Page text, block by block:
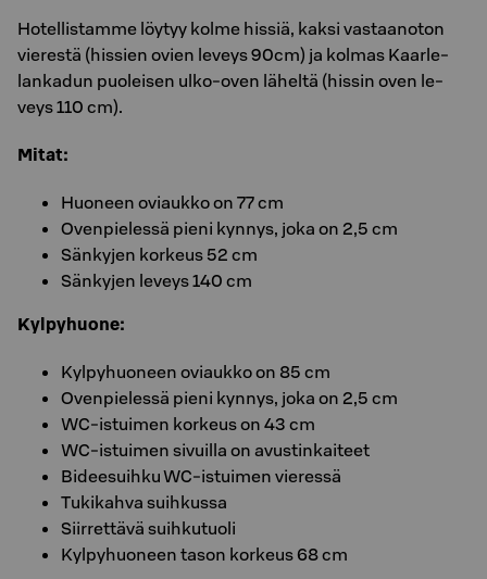
Ho­tel­listamme löy­tyy kolme ­his­siä, kaksi vas­taan­o­ton
vie­res­tä (his­sien ovien le­veys 90cm) ja kol­mas Kaar­le­
lan­ka­dun puo­lei­sen ulko-oven lä­hel­tä (his­sin oven le­
veys 110 cm).
Mitat:
Huoneen oviaukko on 77 cm
Ovenpielessä pieni kynnys, joka on 2,5 cm
Sänkyjen korkeus 52 cm
Sänkyjen leveys 140 cm
Kylpyhuone:
Kylpyhuoneen oviaukko on 85 cm
Ovenpielessä pieni kynnys, joka on 2,5 cm
WC-istuimen korkeus on 43 cm
WC-istuimen sivuilla on avustinkaiteet
Bideesuihku WC-istuimen vieressä
Tukikahva suihkussa
Siirrettävä suihkutuoli
Kylpyhuoneen tason korkeus 68 cm